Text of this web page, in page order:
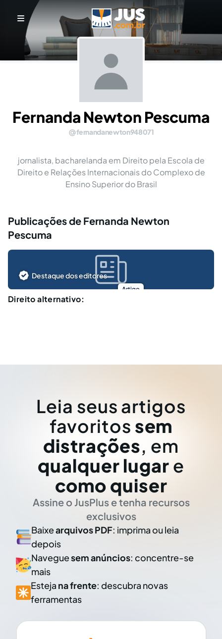
Fernanda Newton Pescuma
fernandanewton948071
jornalista, bacharelanda em Direito pela Escola de
Direito e Relações Internacionais do Complexo de
Ensino Superior do Brasil
Publicações de Fernanda Newton
Pescuma
Artigo
Destaque dos editores
Direito alternativo:
Leia seus artigos
favoritos sem
distrações, em
qualquer lugar e
como quiser
Assine o JusPlus e tenha recursos
exclusivos
Baixearquivos PDF: imprima ou leia
depois
Naveguesem anúncios: concentre-se
mais
Esteja na frente: descubra novas
ferramentas